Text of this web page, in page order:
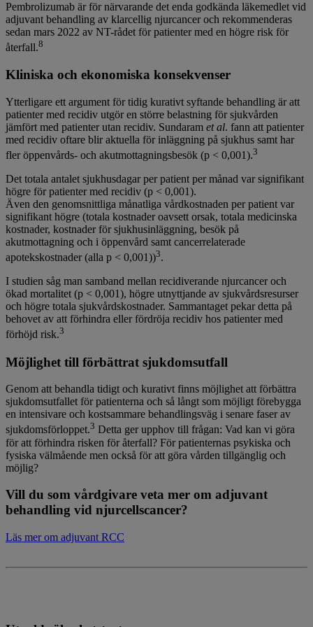
Pembrolizumab är för närvarande det enda godkända läkemedlet vid
adjuvant behandling av klarcellig njurcancer och rekommenderas
sedan mars 2022 av NT-rådet för patienter med en högre risk för
återfall.8
Kliniska och ekonomiska konsekvenser
Ytterligare ett argument för tidig kurativt syftande behandling är att
patienter med recidiv utgör en större belastning för sjukvården
jämfört med patienter utan recidiv. Sundaram et al. fann att patienter
med recidiv oftare blir aktuella för inläggning på sjukhus samt har
fler öppenvårds- och akutmottagningsbesök (p < 0,001).3
Det totala antalet sjukhusdagar per patient per månad var signifikant
högre för patienter med recidiv (p < 0,001).
Även den genomsnittliga månatliga vårdkostnaden per patient var
signifikant högre (totala kostnader oavsett orsak, totala medicinska
kostnader, kostnader för sjukhusinläggning, besök på
akutmottagning och i öppenvård samt cancerrelaterade
apotekskostnader (alla p < 0,001))3.
I studien såg man samband mellan recidiverande njurcancer och
ökad mortalitet (p < 0,001), högre utnyttjande av sjukvårdsresurser
och högre totala sjukvårdskostnader. Sammantaget pekar detta på
behovet av att förhindra eller fördröja recidiv hos patienter med
förhöjd risk.3
Möjlighet till förbättrat sjukdomsutfall
Genom att behandla tidigt och kurativt finns möjlighet att förbättra
sjukdomsutfallet för patienterna och så långt som möjligt förebygga
en intensivare och kostsammare behandlingsväg i senare faser av
sjukdomsförloppet.3 Detta ger upphov till frågan: Vad kan vi göra
för att förhindra risken för återfall? För patienternas psykiska och
fysiska välmående men också för att göra vården tillgänglig och
möjlig?
Vill du som vårdgivare veta mer om adjuvant
behandling vid njurcellscancer?
Läs mer om adjuvant RCC